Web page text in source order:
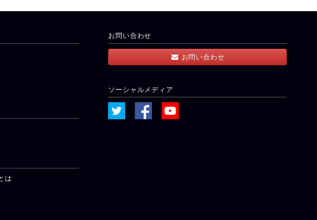
は
お問い合わせ
お問い合わせ
ソーシャルメディア